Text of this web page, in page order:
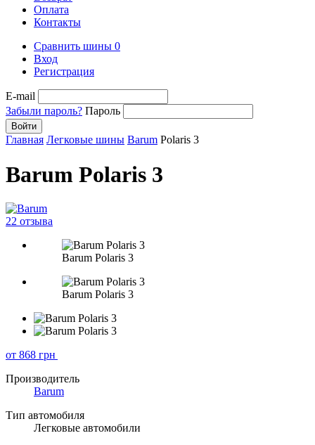
Оплата
Контакты
Сравнить шины 0
Вход
Регистрация
E-mail
Забыли пароль? Пароль
Войти
Главная Легковые шины Barum Polaris 3
Barum Polaris 3
22 отзыва
Barum Polaris 3
Barum Polaris 3
от 868 грн
Производитель
Barum
Тип автомобиля
Легковые автомобили